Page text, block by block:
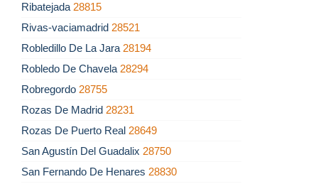
Ribatejada 28815
Rivas-vaciamadrid 28521
Robledillo De La Jara 28194
Robledo De Chavela 28294
Robregordo 28755
Rozas De Madrid 28231
Rozas De Puerto Real 28649
San Agustín Del Guadalix 28750
San Fernando De Henares 28830